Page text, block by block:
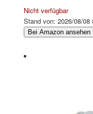
Nicht verfügbar
Stand von: 2026/08/08
Bei Amazon ansehen